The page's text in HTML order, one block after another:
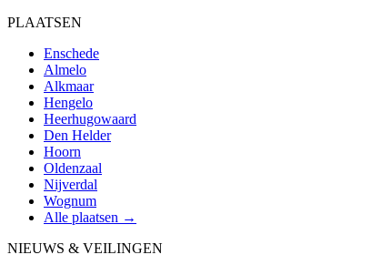
PLAATSEN
Enschede
Almelo
Alkmaar
Hengelo
Heerhugowaard
Den Helder
Hoorn
Oldenzaal
Nijverdal
Wognum
Alle plaatsen →
NIEUWS & VEILINGEN